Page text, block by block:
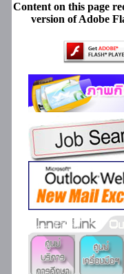
Content on this page
version of Adobe